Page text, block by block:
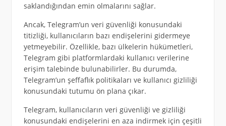
saklandığından emin olmalarını sağlar.
Ancak, Telegram’un veri güvenliği konusundaki
titizliği, kullanıcıların bazı endişelerini gidermeye
yetmeyebilir. Özellikle, bazı ülkelerin hükümetleri,
Telegram gibi platformlardaki kullanıcı verilerine
erişim talebinde bulunabilirler. Bu durumda,
Telegram’un şeffaflık politikaları ve kullanıcı gizliliği
konusundaki tutumu ön plana çıkar.
Telegram, kullanıcıların veri güvenliği ve gizliliği
konusundaki endişelerini en aza indirmek için çeşitli